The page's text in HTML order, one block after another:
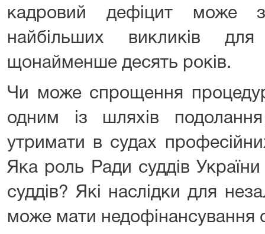
кадровий дефіцит може
найбільших викликів
щонайменше десять років.
Чи може спрощення
одним із шляхів
утримати в судах
Яка роль Ради суддів України
суддів? Які наслідки для
може мати недофінансування